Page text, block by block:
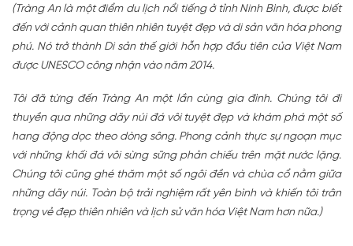
(Tràng An là một điểm du lịch nổi tiếng ở tỉnh Ninh Bình, được biết
đến với cảnh quan thiên nhiên tuyệt đẹp và di sản văn hóa phong
phú. Nó trở thành Di sản thế giới hỗn hợp đầu tiên của Việt Nam
được UNESCO công nhận vào năm 2014.
Tôi đã từng đến Tràng An một lần cùng gia đình. Chúng tôi đi
thuyền qua những dãy núi đá vôi tuyệt đẹp và khám phá một số
hang động dọc theo dòng sông. Phong cảnh thực sự ngoạn mục
với những khối đá vôi sừng sững phản chiếu trên mặt nước lặng.
Chúng tôi cũng ghé thăm một số ngôi đền và chùa cổ nằm giữa
những dãy núi. Toàn bộ trải nghiệm rất yên bình và khiến tôi trân
trọng vẻ đẹp thiên nhiên và lịch sử văn hóa Việt Nam hơn nữa.)